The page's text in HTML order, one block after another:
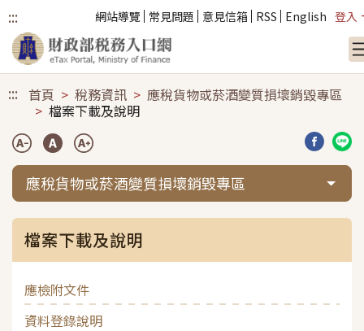
::: 網站導覽 常見問題 意見信箱 RSS English 登入
::: 首頁 稅務資訊
應稅貨物或菸酒變質損壞銷毀專區
檔案下載及說明
分享到
分
應稅貨物或菸酒變質損壞銷毀專區
檔案下載及說明
應檢附文件
資料登錄說明